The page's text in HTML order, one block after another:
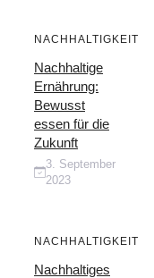
NACHHALTIGKEIT
Nachhaltige
Ernährung:
Bewusst
essen für die
Zukunft
3. September
2023
NACHHALTIGKEIT
Nachhaltiges